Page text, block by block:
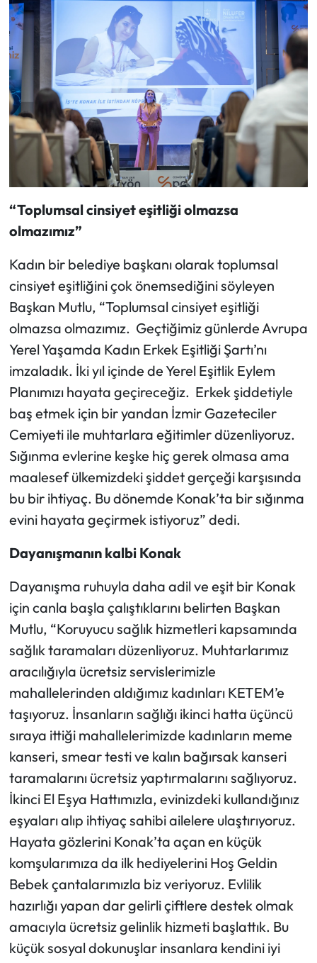
“Toplumsal cinsiyet eşitliği olmazsa
olmazımız”
Kadın bir belediye başkanı olarak toplumsal
cinsiyet eşitliğini çok önemsediğini söyleyen
Başkan Mutlu, “Toplumsal cinsiyet eşitliği
olmazsa olmazımız. Geçtiğimiz günlerde Avrupa
Yerel Yaşamda Kadın Erkek Eşitliği Şartı’nı
imzaladık. İki yıl içinde de Yerel Eşitlik Eylem
Planımızı hayata geçireceğiz. Erkek şiddetiyle
baş etmek için bir yandan İzmir Gazeteciler
Cemiyeti ile muhtarlara eğitimler düzenliyoruz.
Sığınma evlerine keşke hiç gerek olmasa ama
maalesef ülkemizdeki şiddet gerçeği karşısında
bu bir ihtiyaç. Bu dönemde Konak’ta bir sığınma
evini hayata geçirmek istiyoruz” dedi.
Dayanışmanın kalbi Konak
Dayanışma ruhuyla daha adil ve eşit bir Konak
için canla başla çalıştıklarını belirten Başkan
Mutlu, “Koruyucu sağlık hizmetleri kapsamında
sağlık taramaları düzenliyoruz. Muhtarlarımız
aracılığıyla ücretsiz servislerimizle
mahallelerinden aldığımız kadınları KETEM’e
taşıyoruz. İnsanların sağlığı ikinci hatta üçüncü
sıraya ittiği mahallelerimizde kadınların meme
kanseri, smear testi ve kalın bağırsak kanseri
taramalarını ücretsiz yaptırmalarını sağlıyoruz.
İkinci El Eşya Hattımızla, evinizdeki kullandığınız
eşyaları alıp ihtiyaç sahibi ailelere ulaştırıyoruz.
Hayata gözlerini Konak’ta açan en küçük
komşularımıza da ilk hediyelerini Hoş Geldin
Bebek çantalarımızla biz veriyoruz. Evlilik
hazırlığı yapan dar gelirli çiftlere destek olmak
amacıyla ücretsiz gelinlik hizmeti başlattık. Bu
küçük sosyal dokunuşlar insanlara kendini iyi